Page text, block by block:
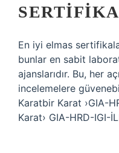
En iyi elmas
bunlar en sabit
ajanslarıdır. Bu, her
incelemelere
Karatbir Karat ›GIA-
Karat› GIA-HRD-IGI-